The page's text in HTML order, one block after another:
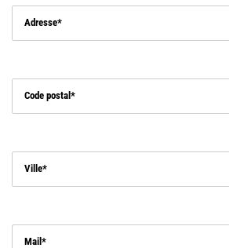
Adresse
Code postal
Ville
Mail